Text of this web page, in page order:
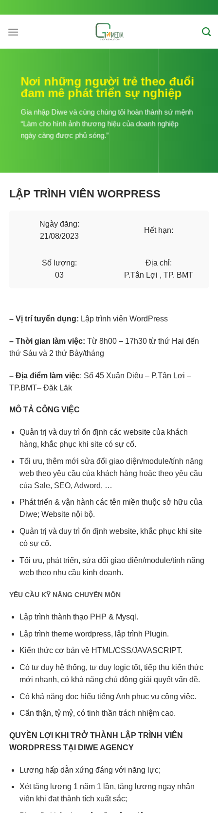
content
Nơi những người trẻ theo đuổi
đam mê phát triển sự nghiệp
Gia nhập Diwe và cùng chúng tôi hoàn thành sứ mệnh
“Làm cho hình ảnh thương hiệu của doanh nghiệp
ngày càng được phủ sóng.”
LẬP TRÌNH VIÊN WORPRESS
Ngày đăng:
21/08/2023
Hết hạn:
Số lượng:
03
Địa chỉ:
P.Tân Lợi , TP. BMT
– Vị trí tuyển dụng: Lập trình viên WordPress
– Thời gian làm việc: Từ 8h00 – 17h30 từ thứ Hai đến
thứ Sáu và 2 thứ Bảy/tháng
– Địa điểm làm việc: Số 45 Xuân Diệu – P.Tân Lợi –
TP.BMT– Đăk Lăk
MÔ TẢ CÔNG VIỆC
Quản trị và duy trì ổn định các website của khách
hàng, khắc phục khi site có sự cố.
Tối ưu, thêm mới sửa đổi giao diện/module/tính năng
web theo yêu cầu của khách hàng hoặc theo yêu cầu
của Sale, SEO, Adword, …
Phát triển & vận hành các tên miền thuộc sở hữu của
Diwe; Website nội bộ.
Quản trị và duy trì ổn định website, khắc phục khi site
có sự cố.
Tối ưu, phát triển, sửa đổi giao diện/module/tính năng
web theo nhu cầu kinh doanh.
YÊU CẦU KỸ NĂNG CHUYÊN MÔN
Lập trình thành thạo PHP & Mysql.
Lập trình theme wordpress, lập trình Plugin.
Kiến thức cơ bản về HTML/CSS/JAVASCRIPT.
Có tư duy hệ thống, tư duy logic tốt, tiếp thu kiến thức
mới nhanh, có khả năng chủ động giải quyết vấn đề.
Có khả năng đọc hiểu tiếng Anh phục vụ công việc.
Cẩn thận, tỷ mỷ, có tinh thần trách nhiệm cao.
QUYỀN LỢI KHI TRỞ THÀNH LẬP TRÌNH VIÊN
WORDPRESS TẠI DIWE AGENCY
Lương hấp dẫn xứng đáng với năng lực;
Xét tăng lương 1 năm 1 lần, tăng lương ngay nhân
viên khi đạt thành tích xuất sắc;